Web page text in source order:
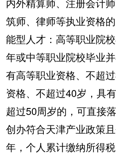
筑师、律师等执业资格
能型人才：高等职业院
年或中等职业院校毕业
有高等职业资格、不超
资格、不超过40岁，具
超过50周岁的，可直接
创办符合天津产业政策
年，个人累计缴纳所得